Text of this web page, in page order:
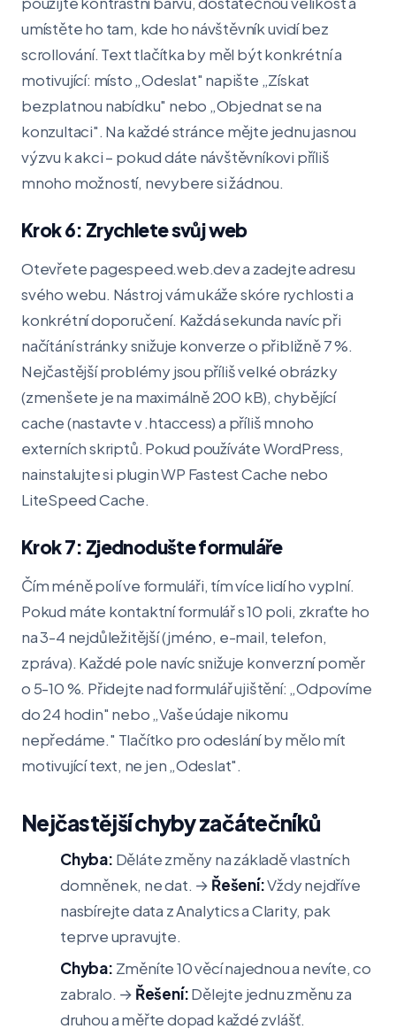
umístěte ho tam, kde ho návštěvník uvidí bez
scrollování. Text tlačítka by měl být konkrétní a
motivující: místo „Odeslat" napište „Získat
bezplatnou nabídku" nebo „Objednat se na
konzultaci". Na každé stránce mějte jednu jasnou
výzvu k akci – pokud dáte návštěvníkovi příliš
mnoho možností, nevybere si žádnou.
Krok 6: Zrychlete svůj web
Otevřete pagespeed.web.dev a zadejte adresu
svého webu. Nástroj vám ukáže skóre rychlosti a
konkrétní doporučení. Každá sekunda navíc při
načítání stránky snižuje konverze o přibližně 7 %.
Nejčastější problémy jsou příliš velké obrázky
(zmenšete je na maximálně 200 kB), chybějící
cache (nastavte v .htaccess) a příliš mnoho
externích skriptů. Pokud používáte WordPress,
nainstalujte si plugin WP Fastest Cache nebo
LiteSpeed Cache.
Krok 7: Zjednodušte formuláře
Čím méně polí ve formuláři, tím více lidí ho vyplní.
Pokud máte kontaktní formulář s 10 poli, zkraťte ho
na 3-4 nejdůležitější (jméno, e-mail, telefon,
zpráva). Každé pole navíc snižuje konverzní poměr
o 5-10 %. Přidejte nad formulář ujištění: „Odpovíme
do 24 hodin" nebo „Vaše údaje nikomu
nepředáme." Tlačítko pro odeslání by mělo mít
motivující text, ne jen „Odeslat".
Nejčastější chyby začátečníků
Chyba: Děláte změny na základě vlastních
domněnek, ne dat. → Řešení:Vždy nejdříve
nasbírejte data z Analytics a Clarity, pak
teprve upravujte.
Chyba: Změníte 10 věcí najednou a nevíte, co
zabralo. → Řešení:Dělejte jednu změnu za
druhou a měřte dopad každé zvlášť.